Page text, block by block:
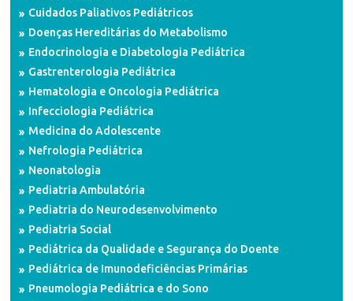
Cuidados Paliativos Pediátricos
Doenças Hereditárias do Metabolismo
Endocrinologia e Diabetologia Pediátrica
Gastrenterologia Pediátrica
Hematologia e Oncologia Pediátrica
Infecciologia Pediátrica
Medicina do Adolescente
Nefrologia Pediátrica
Neonatologia
Pediatria Ambulatória
Pediatria do Neurodesenvolvimento
Pediatria Social
Pediátrica da Qualidade e Segurança do Doente
Pediátrica de Imunodeficiências Primárias
Pneumologia Pediátrica e do Sono